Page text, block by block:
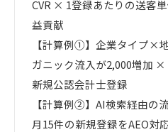
CVR × 1登録あたりの送客
益貢献
【計算例①】企業タイプ×
ガニック流入が2,000増加 ×
新規公認会計士登録
【計算例②】AI検索経由の
月15件の新規登録をAEO対